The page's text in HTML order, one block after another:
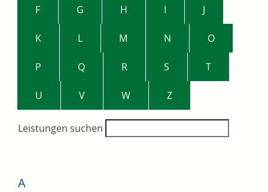
F G H I J
K L M N O
P Q R S T
U V W Z
Leistungen suchen
A